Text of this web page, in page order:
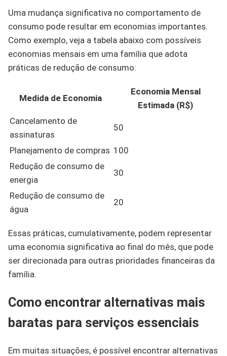
Uma mudança significativa no comportamento de
consumo pode resultar em economias importantes.
Como exemplo, veja a tabela abaixo com possíveis
economias mensais em uma família que adota
práticas de redução de consumo:
Medida de Economia
Economia Mensal
Estimada (R$)
Cancelamento de
assinaturas
50
Planejamento de compras 100
Redução de consumo de
energia
30
Redução de consumo de
água
20
Essas práticas, cumulativamente, podem representar
uma economia significativa ao final do mês, que pode
ser direcionada para outras prioridades financeiras da
família.
Como encontrar alternativas mais
baratas para serviços essenciais
Em muitas situações, é possível encontrar alternativas